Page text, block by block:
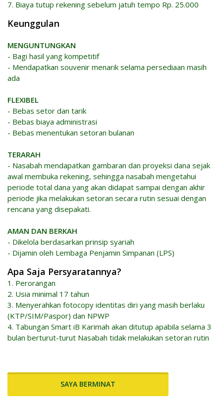
7. Biaya tutup rekening sebelum jatuh tempo Rp. 25.000
Keunggulan
MENGUNTUNGKAN
- Bagi hasil yang kompetitif
- Mendapatkan souvenir menarik selama persediaan masih
ada
FLEXIBEL
- Bebas setor dan tarik
- Bebas biaya administrasi
- Bebas menentukan setoran bulanan
TERARAH
- Nasabah mendapatkan gambaran dan proyeksi dana sejak
awal membuka rekening, sehingga nasabah mengetahui
periode total dana yang akan didapat sampai dengan akhir
periode jika melakukan setoran secara rutin sesuai dengan
rencana yang disepakati.
AMAN DAN BERKAH
- Dikelola berdasarkan prinsip syariah
- Dijamin oleh Lembaga Penjamin Simpanan (LPS)
Apa Saja Persyaratannya?
1. Perorangan
2. Usia minimal 17 tahun
3. Menyerahkan fotocopy identitas diri yang masih berlaku
(KTP/SIM/Paspor) dan NPWP
4. Tabungan Smart iB Karimah akan ditutup apabila selama 3
bulan berturut-turut Nasabah tidak melakukan setoran rutin
SAYA BERMINAT